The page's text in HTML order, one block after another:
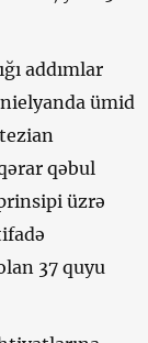
addımlar
ümid
qəbul
üzrə
37 quyu